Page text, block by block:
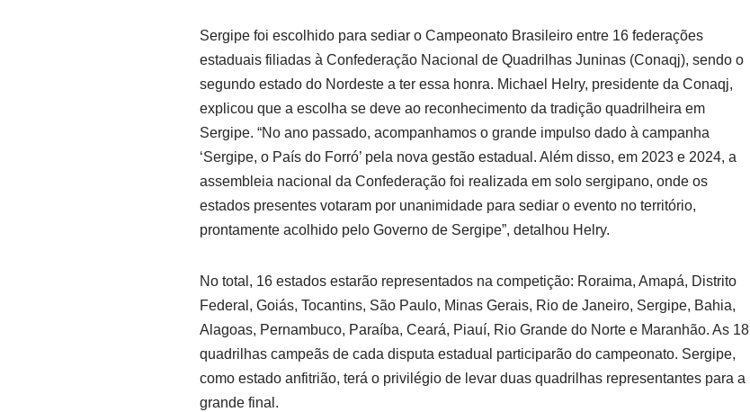
Sergipe foi escolhido para sediar o Campeonato Brasileiro entre 16 federações
estaduais filiadas à Confederação Nacional de Quadrilhas Juninas (Conaqj), sendo o
segundo estado do Nordeste a ter essa honra. Michael Helry, presidente da Conaqj,
explicou que a escolha se deve ao reconhecimento da tradição quadrilheira em
Sergipe. “No ano passado, acompanhamos o grande impulso dado à campanha
‘Sergipe, o País do Forró’ pela nova gestão estadual. Além disso, em 2023 e 2024, a
assembleia nacional da Confederação foi realizada em solo sergipano, onde os
estados presentes votaram por unanimidade para sediar o evento no território,
prontamente acolhido pelo Governo de Sergipe”, detalhou Helry.
No total, 16 estados estarão representados na competição: Roraima, Amapá, Distrito
Federal, Goiás, Tocantins, São Paulo, Minas Gerais, Rio de Janeiro, Sergipe, Bahia,
Alagoas, Pernambuco, Paraíba, Ceará, Piauí, Rio Grande do Norte e Maranhão. As 18
quadrilhas campeãs de cada disputa estadual participarão do campeonato. Sergipe,
como estado anfitrião, terá o privilégio de levar duas quadrilhas representantes para a
grande final.